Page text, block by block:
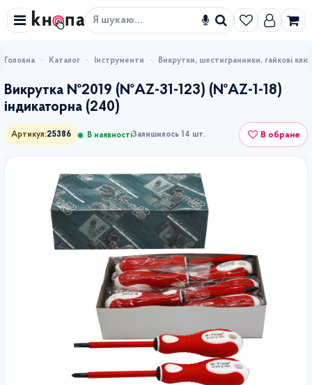
Знайти
Каталог Інструменти Викрутки, шестигранники, гайкові
Викрутка №2019 (№AZ-31-123) (№AZ-1-18)
індикаторна (240)
Артикул:25386 В наявностіЗалишилось 14 шт. В обране